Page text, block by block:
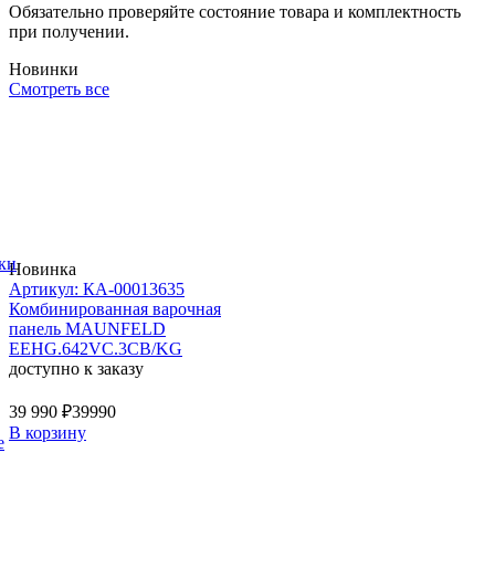
Обязательно проверяйте состояние товара и комплектность
при получении.
Новинки
Смотреть все
Новинка
Артикул: КА-00013635
Комбинированная варочная
панель MAUNFELD
EEHG.642VC.3CB/KG
доступно к заказу
39 990 ₽39990
В корзину